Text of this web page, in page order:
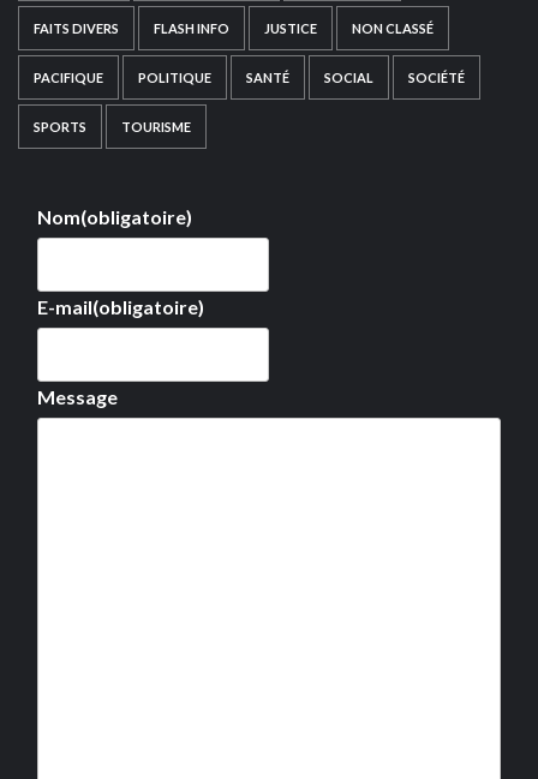
FAITS DIVERS FLASH INFO JUSTICE NON CLASSÉ
PACIFIQUE POLITIQUE SANTÉ SOCIAL SOCIÉTÉ
SPORTS TOURISME
Nom(obligatoire)
E-mail(obligatoire)
Message